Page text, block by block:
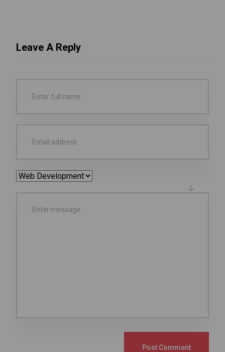
Leave A Reply
Post Comment